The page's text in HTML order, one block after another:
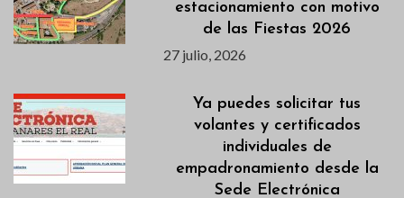
estacionamiento con motivo
de las Fiestas 2026
27 julio, 2026
Ya puedes solicitar tus
volantes y certificados
individuales de
empadronamiento desde la
Sede Electrónica